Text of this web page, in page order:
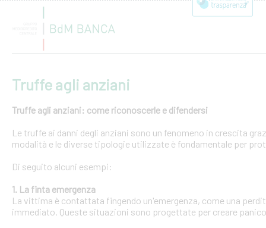
Truffe agli anziani
Truffe agli anziani: come riconoscerle e difendersi
Le truffe ai danni degli anziani sono un fenomeno in crescita
modalità e le diverse tipologie utilizzate è fondamentale per
Di seguito alcuni esempi:
1. La finta emergenza
La vittima è contattata fingendo un'emergenza, come una
immediato. Queste situazioni sono progettate per creare